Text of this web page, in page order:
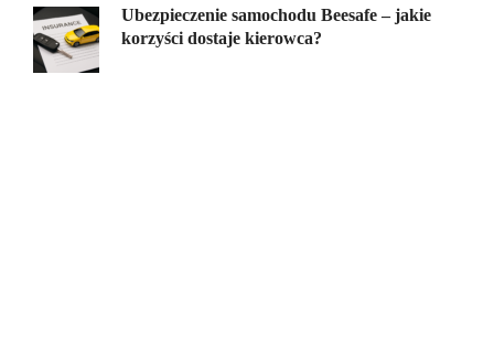
Ubezpieczenie samochodu Beesafe – jakie
korzyści dostaje kierowca?